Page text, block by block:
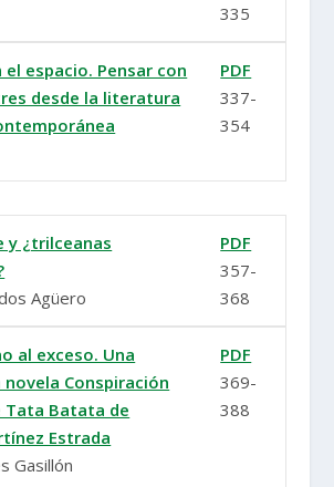
335
el espacio. Pensar con
desde la literatura
PDF
337-
354
y ¿trilceanas
Agüero
PDF
357-
368
al exceso. Una
Conspiración
Tata Batata de
Estrada
Gasillón
PDF
369-
388